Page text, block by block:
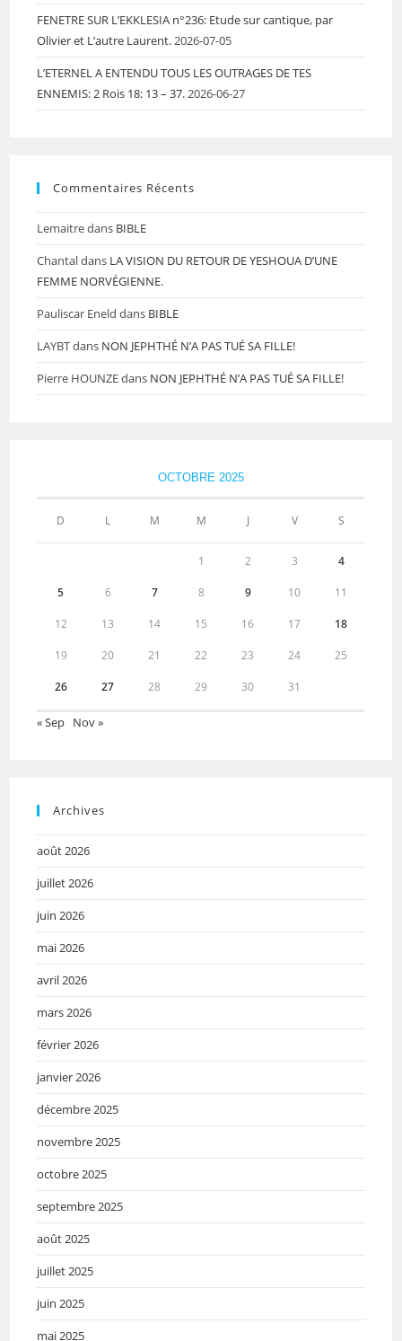
FENETRE SUR L’EKKLESIA n°236: Etude sur cantique, par
Olivier et L’autre Laurent.2026-07-05
L’ETERNEL A ENTENDU TOUS LES OUTRAGES DE TES
ENNEMIS: 2 Rois 18: 13 – 37.2026-06-27
Commentaires Récents
Lemaitredans BIBLE
Chantaldans LA VISION DU RETOUR DE YESHOUA D’UNE
FEMME NORVÉGIENNE.
Pauliscar Eneld dans BIBLE
LAYBTdans NON JEPHTHÉ N’A PAS TUÉ SA FILLE!
Pierre HOUNZEdans NON JEPHTHÉ N’A PAS TUÉ SA FILLE!
OCTOBRE 2025
D L M M J V S
1 2 3 4
5 6 7 8 9 10 11
12 13 14 15 16 17 18
19 20 21 22 23 24 25
26 27 28 29 30 31
« Sep Nov »
Archives
août 2026
juillet 2026
juin 2026
mai 2026
avril 2026
mars 2026
février 2026
janvier 2026
décembre 2025
novembre 2025
octobre 2025
septembre 2025
août 2025
juillet 2025
juin 2025
mai 2025